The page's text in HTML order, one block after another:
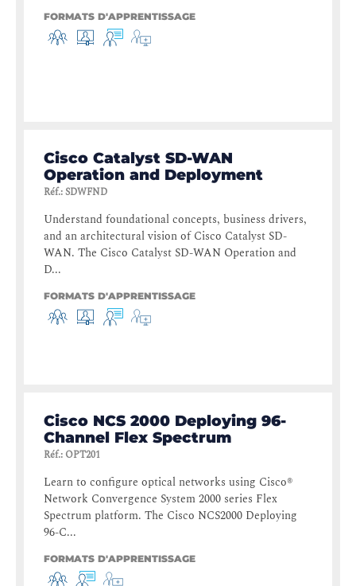
FORMATS D'APPRENTISSAGE
Cisco Catalyst SD-WAN
Operation and Deployment
Réf.:SDWFND
Understand foundational concepts, business drivers,
and an architectural vision of Cisco Catalyst SD-
WAN. The Cisco Catalyst SD-WAN Operation and
D...
FORMATS D'APPRENTISSAGE
Cisco NCS 2000 Deploying 96-
Channel Flex Spectrum
Réf.: OPT201
Learn to configure optical networks using Cisco®
Network Convergence System 2000 series Flex
Spectrum platform. The Cisco NCS2000 Deploying
96-C...
FORMATS D'APPRENTISSAGE